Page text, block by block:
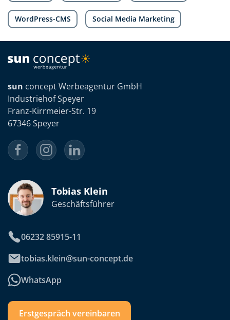
WordPress-CMS Social Media Marketing
sun concept Werbeagentur GmbH
Industriehof Speyer
Franz-Kirrmeier-Str. 19
67346 Speyer
Tobias Klein
Geschäftsführer
06232 85915-11
tobias.klein@sun-concept.de
WhatsApp
Erstgespräch vereinbaren